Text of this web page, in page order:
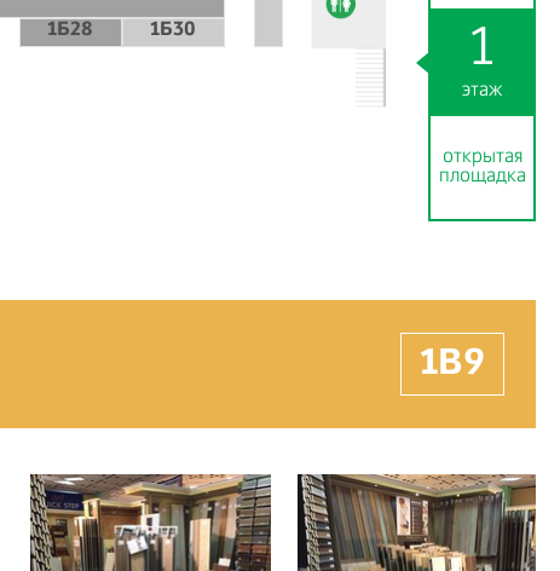
1
этаж
открытая
площадка
1Б30
1Б28
1B9